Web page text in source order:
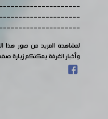
لمشاهدة المزيد من صور هذا
وأخبار الغرفة يمكنكم زيارة